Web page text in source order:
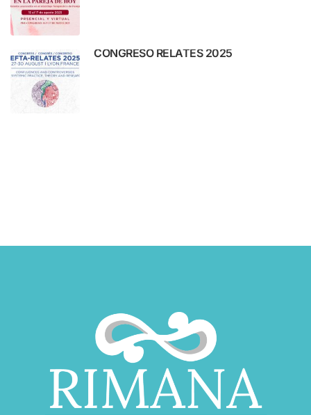
CONGRESO RELATES 2025